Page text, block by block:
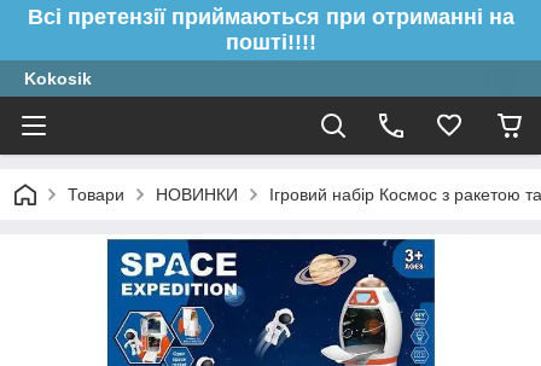
Всі претензії приймаються при отриманні на
пошті!!!!
Kokosik
Товари НОВИНКИ Ігровий набір Космос з ракетою